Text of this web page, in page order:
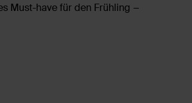
Must-have für den Frühling −